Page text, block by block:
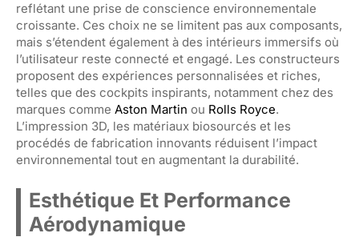
reflétant une prise de conscience environnementale
croissante. Ces choix ne se limitent pas aux composants,
mais s’étendent également à des intérieurs immersifs où
l’utilisateur reste connecté et engagé. Les constructeurs
proposent des expériences personnalisées et riches,
telles que des cockpits inspirants, notamment chez des
marques comme Aston Martin ou Rolls Royce.
L’impression 3D, les matériaux biosourcés et les
procédés de fabrication innovants réduisent l’impact
environnemental tout en augmentant la durabilité.
Esthétique Et Performance
Aérodynamique